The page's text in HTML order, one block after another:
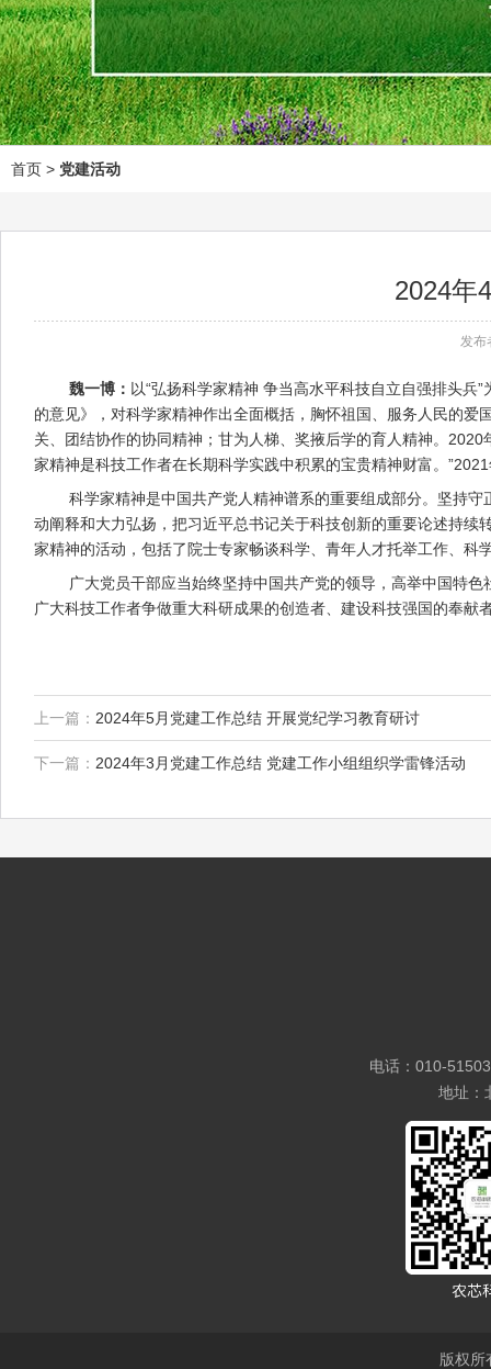
首页 > 党建活动
2024年
发布
魏一博： 以“弘扬科学家精神 争当高水平科技自立自强排头
的意见》，对科学家精神作出全面概括，胸怀祖国、服务人民的
关、团结协作的协同精神；甘为人梯、奖掖后学的育人精神。
家精神是科技工作者在长期科学实践中积累的宝贵精神财富。
科学家精神是中国共产党人精神谱系的重要组成部分。坚持守
动阐释和大力弘扬，把习近平总书记关于科技创新的重要论述持
家精神的活动，包括了院士专家畅谈科学、青年人才托举工作、科
广大党员干部应当始终坚持中国共产党的领导，高举中国特色
广大科技工作者争做重大科研成果的创造者、建设科技强国的奉
上一篇： 2024年5月党建工作总结 开展党纪学习教育研讨
下一篇： 2024年3月党建工作总结 党建工作小组组织学雷锋活动
电话：010-
地址：
版权